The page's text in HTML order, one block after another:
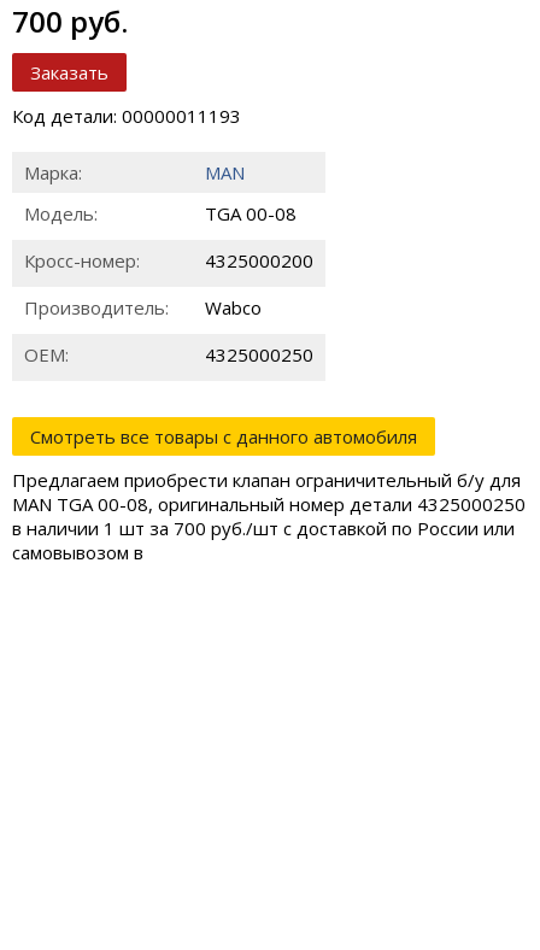
700 руб.
Заказать
Код детали: 00000011193
Марка:
MAN
Модель:
TGA 00-08
Кросс-номер:
4325000200
Производитель:
Wabco
ОЕМ:
4325000250
Смотреть все товары с данного автомобиля
Предлагаем приобрести клапан ограничительный б/у для
MAN TGA 00-08, оригинальный номер детали 4325000250
в наличии 1 шт за 700 руб./шт с доставкой по России или
самовывозом в